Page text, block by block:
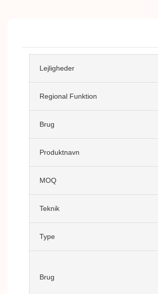
Lejligheder
Regional Funktion
Brug
Produktnavn
MOQ
Teknik
Type
Brug